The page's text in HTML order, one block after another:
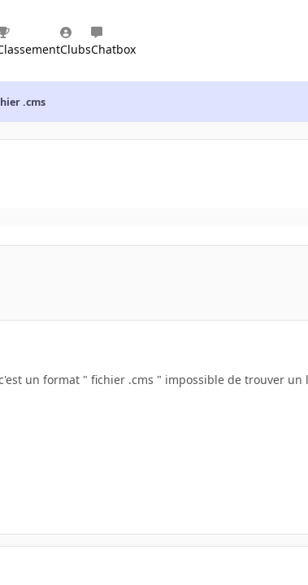
ClubsChatbox
.cms
un format " fichier .cms " impossible de trouver